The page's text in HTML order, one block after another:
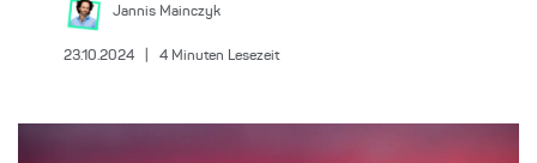
Jannis Mainczyk
23.10.2024 4 Minuten Lesezeit